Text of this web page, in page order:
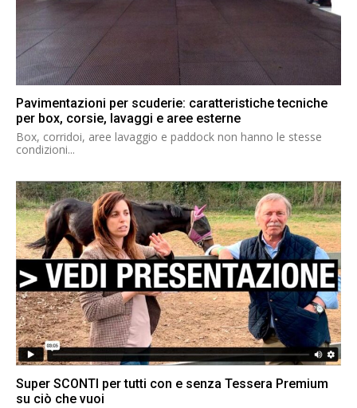
Pavimentazioni per scuderie: caratteristiche tecniche
per box, corsie, lavaggi e aree esterne
Box, corridoi, aree lavaggio e paddock non hanno le stesse
condizioni...
Super SCONTI per tutti con e senza Tessera Premium
su ciò che vuoi